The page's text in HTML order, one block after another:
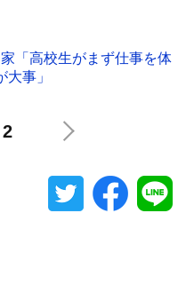
「高校生がまず仕事を体
事」
2